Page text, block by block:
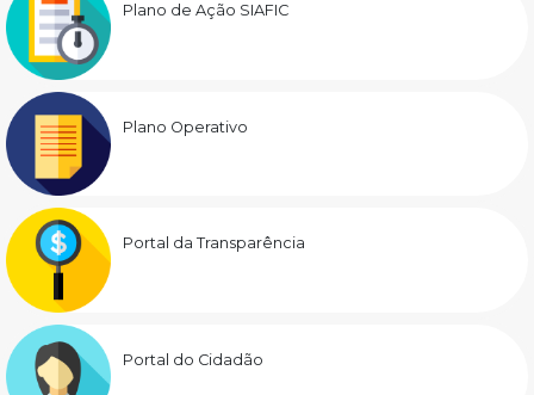
Plano de Ação SIAFIC
Plano Operativo
Portal da Transparência
Portal do Cidadão